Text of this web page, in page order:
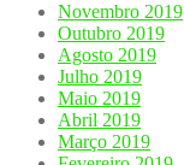
Novembro 2019
Outubro 2019
Agosto 2019
Julho 2019
Maio 2019
Abril 2019
Março 2019